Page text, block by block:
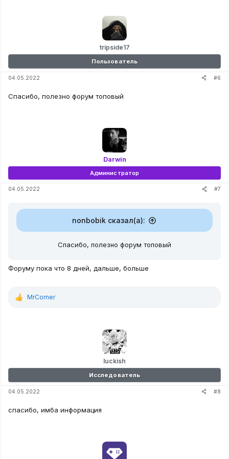
tripside17
Пользователь
04.05.2022 #6
Спасибо, полезно форум топовый
Darwin
Администратор
04.05.2022 #7
nonbobik сказал(а):
Спасибо, полезно форум топовый
Форуму пока что 8 дней, дальше, больше
Р
MrComer
luckish
Исследователь
04.05.2022 #8
спасибо, имба информация